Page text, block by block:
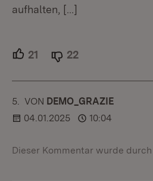
aufhalten, […]
21 Unterstützer.
22
5. KOMMENTAR
VON :DEMO_GRAZIE
04.01.2025
10:04
Dieser Kommentar wurde